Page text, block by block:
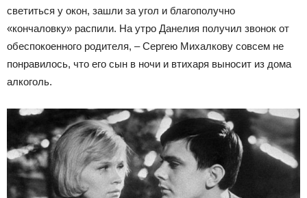
светиться у окон, зашли за угол и благополучно
«кончаловку» распили. На утро Данелия получил звонок от
обеспокоенного родителя, – Сергею Михалкову совсем не
понравилось, что его сын в ночи и втихаря выносит из дома
алкоголь.